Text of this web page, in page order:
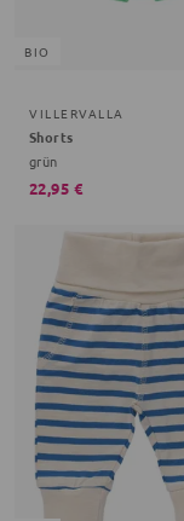
BIO
VILLERVALLA
Shorts
grün
22,95 €